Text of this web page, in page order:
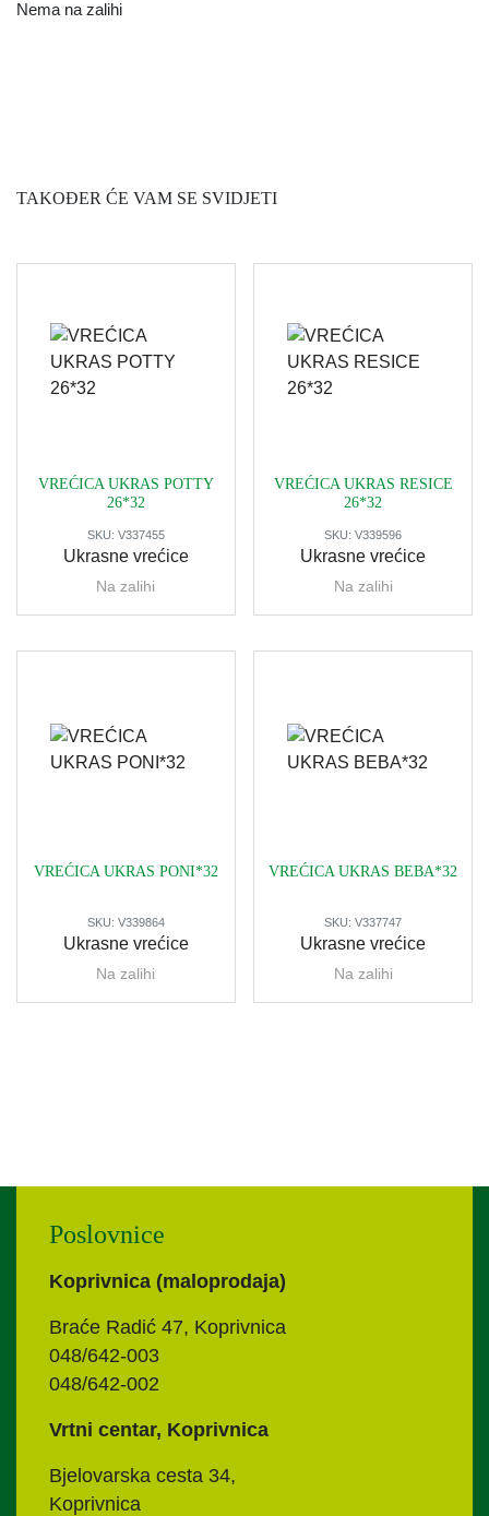
Nema na zalihi
TAKOĐER ĆE VAM SE SVIDJETI
VREĆICA UKRAS POTTY
26*32
SKU: V337455
Ukrasne vrećice
Na zalihi
VREĆICA UKRAS RESICE
26*32
SKU:V339596
Ukrasne vrećice
Na zalihi
VREĆICA UKRAS PONI*32
SKU: V339864
Ukrasne vrećice
Na zalihi
VREĆICA UKRAS BEBA*32
SKU:V337747
Ukrasne vrećice
Na zalihi
Poslovnice
Koprivnica (maloprodaja)
Braće Radić 47, Koprivnica
048/642-003
048/642-002
Vrtni centar, Koprivnica
Bjelovarska cesta 34,
Koprivnica